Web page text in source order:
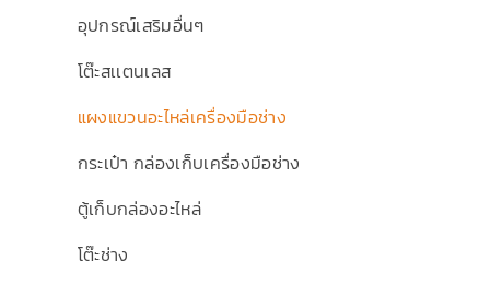
อุปกรณ์เสริมอื่นๆ
โต๊ะสเเตนเลส
แผงแขวนอะไหล่เครื่องมือช่าง
กระเป๋า กล่องเก็บเครื่องมือช่าง
ตู้เก็บกล่องอะไหล่
โต๊ะช่าง